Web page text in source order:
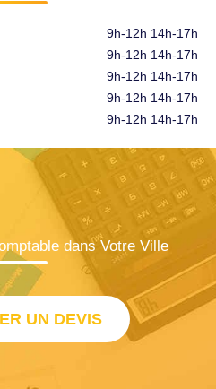
9h-12h 14h-17h
9h-12h 14h-17h
9h-12h 14h-17h
9h-12h 14h-17h
9h-12h 14h-17h
dans Votre Ville
UN DEVIS